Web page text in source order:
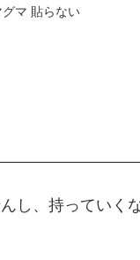
マ 貼らない
し、持っていく